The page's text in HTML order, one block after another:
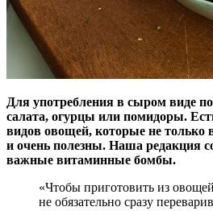
Для употребления в сыром виде
салата, огурцы или помидоры.
видов овощей, которые не только
и очень полезны. Наша редакция
важные витаминные бомбы.
«Чтобы приготовить из
не обязательно сразу